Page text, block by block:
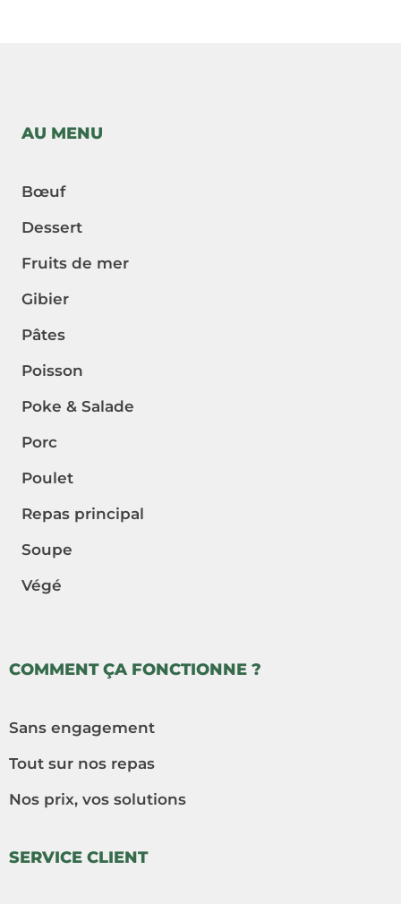
AU MENU
Bœuf
Dessert
Fruits de mer
Gibier
Pâtes
Poisson
Poke & Salade
Porc
Poulet
Repas principal
Soupe
Végé
COMMENT ÇA FONCTIONNE ?
Sans engagement
Tout sur nos repas
Nos prix, vos solutions
SERVICE CLIENT